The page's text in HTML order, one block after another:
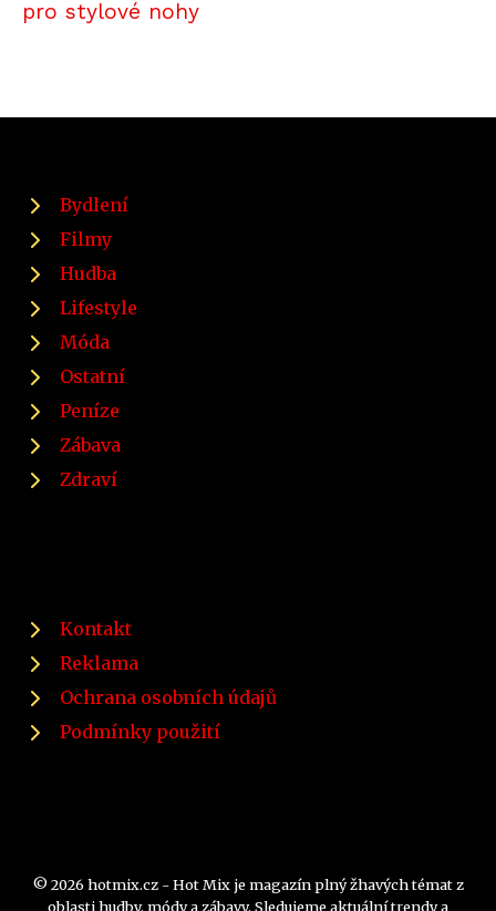
pro stylové nohy
Bydlení
Filmy
Hudba
Lifestyle
Móda
Ostatní
Peníze
Zábava
Zdraví
Kontakt
Reklama
Ochrana osobních údajů
Podmínky použití
© 2026 hotmix.cz - Hot Mix je magazín plný žhavých témat z
oblasti hudby, módy a zábavy. Sledujeme aktuální trendy a